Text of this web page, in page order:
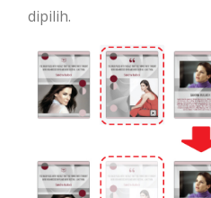
dipilih.